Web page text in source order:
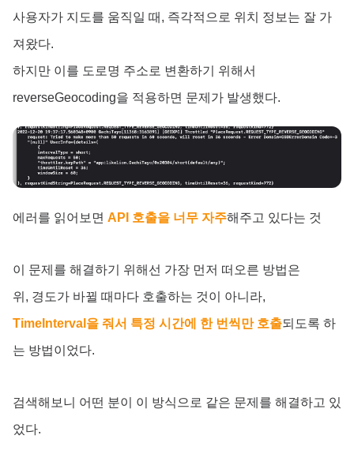
사용자가 지도를 움직일 때, 즉각적으로 위치 정보는 잘 가
져왔다.
하지만 이를 도로명 주소로 변환하기 위해서
reverseGeocoding을 적용하면 문제가 발생했다.
에러를 읽어보면 API 호출을 너무 자주해주고 있다는 것
이 문제를 해결하기 위해선 가장 먼저 떠오른 방법은
위, 경도가 바뀔 때마다 호출하는 것이 아니라,
TimeInterval을 줘서 특정 시간에 한 번씩만 호출되도록 하
는 방법이었다.
검색해보니 어떤 분이 이 방식으로 같은 문제를 해결하고 있
었다.